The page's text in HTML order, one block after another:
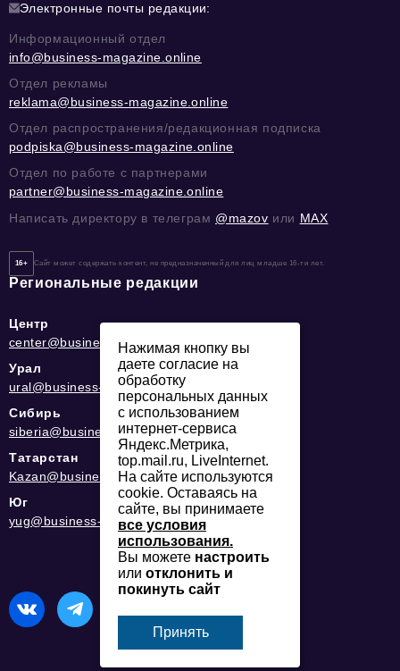
Электронные почты редакции:
Информационный отдел
info@business-magazine.online
Отдел рекламы
reklama@business-magazine.online
Отдел распространения/редакционная подписка
podpiska@business-magazine.online
Отдел по работе с партнерами
partner@business-magazine.online
Написать директору в телеграм @mazov или MAX
16+ Сайт может содержать контент, не предназначенный для лиц младше 16-ти лет.
Региональные редакции
Центр
center@business-magazine.online
Урал
ural@business-magazine.online
Сибирь
siberia@business-magazine.online
Татарстан
Kazan@business-magazine.online
Юг
yug@business-magazine.online
Нажимая кнопку вы
даете согласие на
обработку
персональных данных
с использованием
интернет-сервиса
Яндекс.Метрика,
top.mail.ru, LiveInternet.
На сайте используются
cookie. Оставаясь на
сайте, вы принимаете
все условия
использования.
Вы можете настроить
или отклонить и
покинуть сайт
Принять